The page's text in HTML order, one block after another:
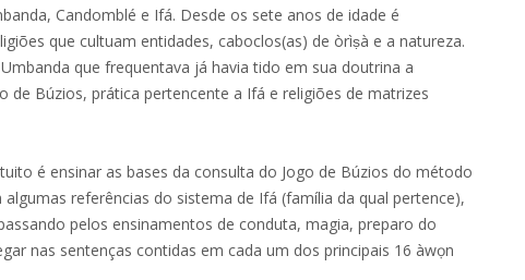
Candomblé e Ifá. Desde os sete anos de idade é
que cultuam entidades, caboclos(as) de òrìṣà e a natureza.
que frequentava já havia tido em sua doutrina a
de Búzios, prática pertencente a Ifá e religiões de matrizes
é ensinar as bases da consulta do Jogo de Búzios do método
referências do sistema de Ifá (família da qual pertence),
pelos ensinamentos de conduta, magia, preparo do
nas sentenças contidas em cada um dos principais 16 àwọn